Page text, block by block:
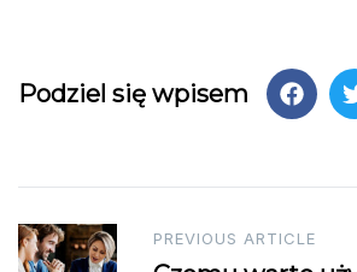
Podziel się wpisem
Post
PREVIOUS ARTICLE